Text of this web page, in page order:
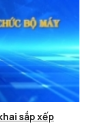
sắp xếp